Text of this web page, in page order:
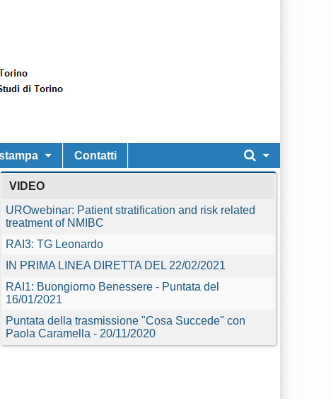
Contatti
VIDEO
UROwebinar: Patient stratification and risk related
treatment of NMIBC
RAI3: TG Leonardo
IN PRIMA LINEA DIRETTA DEL 22/02/2021
RAI1: Buongiorno Benessere - Puntata del
16/01/2021
Puntata della trasmissione "Cosa Succede" con
Paola Caramella - 20/11/2020